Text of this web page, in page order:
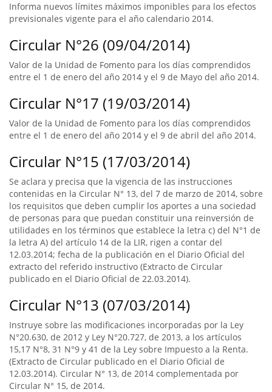
Informa nuevos límites máximos imponibles para los efectos
previsionales vigente para el año calendario 2014.
Circular N°26 (09/04/2014)
Valor de la Unidad de Fomento para los días comprendidos
entre el 1 de enero del año 2014 y el 9 de Mayo del año 2014.
Circular N°17 (19/03/2014)
Valor de la Unidad de Fomento para los días comprendidos
entre el 1 de enero del año 2014 y el 9 de abril del año 2014.
Circular N°15 (17/03/2014)
Se aclara y precisa que la vigencia de las instrucciones
contenidas en la Circular N° 13, del 7 de marzo de 2014, sobre
los requisitos que deben cumplir los aportes a una sociedad
de personas para que puedan constituir una reinversión de
utilidades en los términos que establece la letra c) del N°1 de
la letra A) del artículo 14 de la LIR, rigen a contar del
12.03.2014; fecha de la publicación en el Diario Oficial del
extracto del referido instructivo (Extracto de Circular
publicado en el Diario Oficial de 22.03.2014).
Circular N°13 (07/03/2014)
Instruye sobre las modificaciones incorporadas por la Ley
N°20.630, de 2012 y Ley N°20.727, de 2013, a los artículos
15,17 N°8, 31 N°9 y 41 de la Ley sobre Impuesto a la Renta.
(Extracto de Circular publicado en el Diario Oficial de
12.03.2014). Circular N° 13, de 2014 complementada por
Circular N° 15, de 2014.